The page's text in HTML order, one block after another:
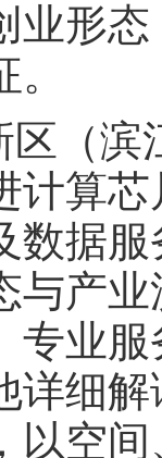
业形
区（
计算
数据
与产
专业
详细
以空